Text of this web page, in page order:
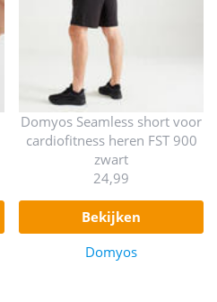
Domyos Seamless short voor
cardiofitness heren FST 900
zwart
24,99
bekijken
Domyos